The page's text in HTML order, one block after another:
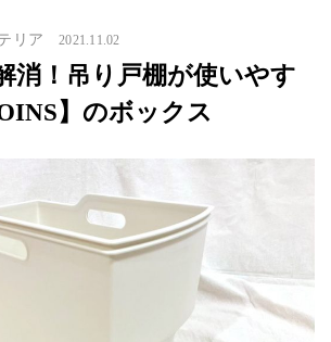
リア 2021.11.02
消！吊り戸棚が使いやす
】のボックス